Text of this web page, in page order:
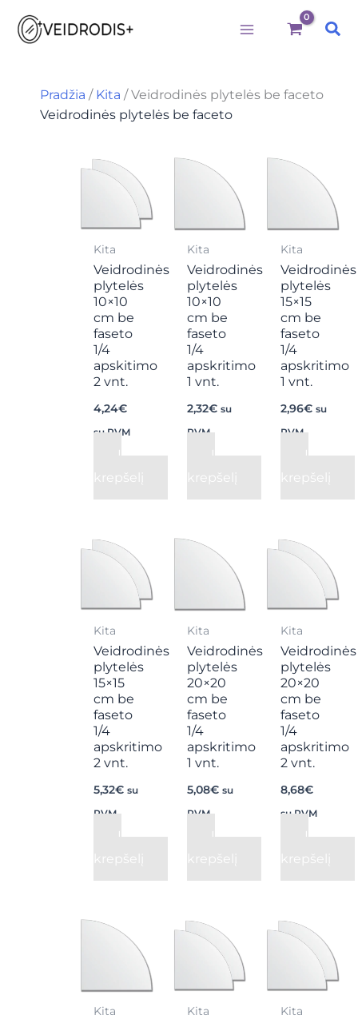
Pereiti
prie
i
n
a
k
e
š
Pradžia / Kita / Veidrodinės plytelės be faceto
Veidrodinės plytelės be faceto
Kita
Veidrodinės
plytelės
10×10
cm be
faseto
1/4
apskitimo
2 vnt.
4,24€
su PVM
Į
krepšelį
Kita
Veidrodinės
plytelės
10×10
cm be
faseto
1/4
apskritimo
1 vnt.
2,32€ su
PVM
Į
krepšelį
Kita
Veidrodinės
plytelės
15×15
cm be
faseto
1/4
apskritimo
1 vnt.
2,96€ su
PVM
Į
krepšelį
Kita
Veidrodinės
plytelės
15×15
cm be
faseto
1/4
apskritimo
2 vnt.
5,32€ su
PVM
Į
krepšelį
Kita
Veidrodinės
plytelės
20×20
cm be
faseto
1/4
apskritimo
1 vnt.
5,08€ su
PVM
Į
krepšelį
Kita
Veidrodinės
plytelės
20×20
cm be
faseto
1/4
apskritimo
2 vnt.
8,68€
su PVM
Į
krepšelį
Kita Kita Kita